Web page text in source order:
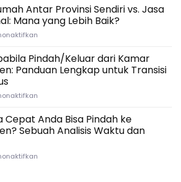
untuk
Persiapan
Pindah
Provinsi
Packing
Kitchenware
dan
Pindah
Rumah
Antar Provinsi Sendiri vs. Jasa
Mana yang Lebih Baik?
Rumah
Antar
Provinsi
Profesional:
Mana
yang
Pindah/Keluar dari Kamar
Panduan Lengkap untuk Transisi
Apabila
Pindah/Keluar
dari
Cepat Anda Bisa Pindah ke
Sebuah Analisis Waktu dan